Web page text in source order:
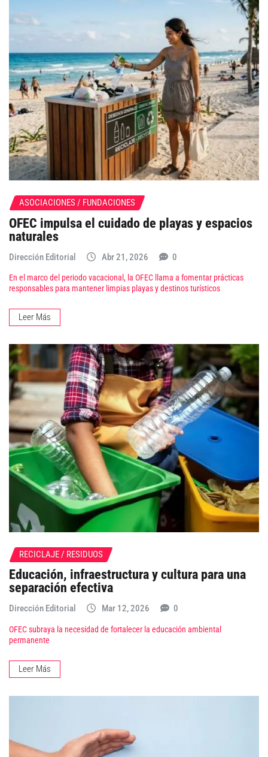
ASOCIACIONES / FUNDACIONES
OFEC impulsa el cuidado de playas y espacios
naturales
Dirección Editorial Abr 21, 2026 0
En el marco del periodo vacacional, la OFEC llama a fomentar prácticas
responsables para mantener limpias playas y destinos turísticos
Leer Más
RECICLAJE / RESIDUOS
Educación, infraestructura y cultura para una
separación efectiva
Dirección Editorial Mar 12, 2026 0
OFEC subraya la necesidad de fortalecer la educación ambiental
permanente
Leer Más